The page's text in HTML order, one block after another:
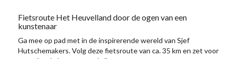
Fietsroute Het Heuvelland door de ogen van een
kunstenaar
Ga mee op pad met in de inspirerende wereld van Sjef
Hutschemakers. Volg deze fietsroute van ca. 35 km en zet voor